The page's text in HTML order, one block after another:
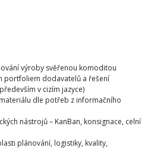
výroby svěřenou komoditou
portfoliem dodavatelů a řešení
v cizím jazyce)
dle potřeb z informačního
nástrojů – KanBan, konsignace, celní
plánování, logistiky, kvality,